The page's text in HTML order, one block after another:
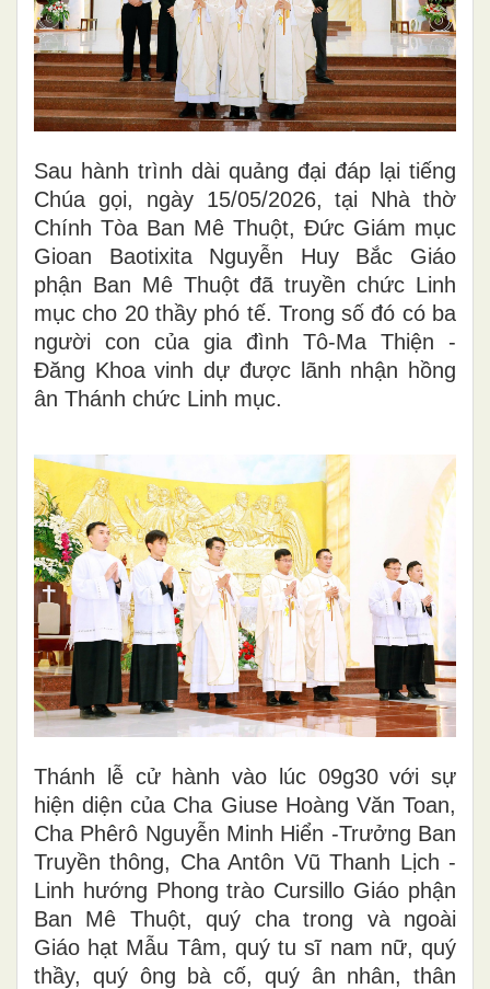
Sau hành trình dài quảng đại đáp lại tiếng
Chúa gọi, ngày 15/05/2026, tại Nhà thờ
Chính Tòa Ban Mê Thuột, Đức Giám mục
Gioan Baotixita Nguyễn Huy Bắc Giáo
phận Ban Mê Thuột đã truyền chức Linh
mục cho 20 thầy phó tế. Trong số đó có ba
người con của gia đình Tô-Ma Thiện -
Đăng Khoa vinh dự được lãnh nhận hồng
ân Thánh chức Linh mục.
Thánh lễ cử hành vào lúc 09g30 với sự
hiện diện của Cha Giuse Hoàng Văn Toan,
Cha Phêrô Nguyễn Minh Hiển -Trưởng Ban
Truyền thông, Cha Antôn Vũ Thanh Lịch -
Linh hướng Phong trào Cursillo Giáo phận
Ban Mê Thuột, quý cha trong và ngoài
Giáo hạt Mẫu Tâm, quý tu sĩ nam nữ, quý
thầy, quý ông bà cố, quý ân nhân, thân